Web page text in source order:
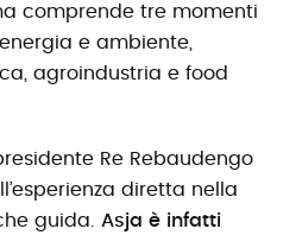
comprende tre momenti
e ambiente,
agroindustria e food
Re Rebaudengo
diretta nella
guida. Asja è infatti